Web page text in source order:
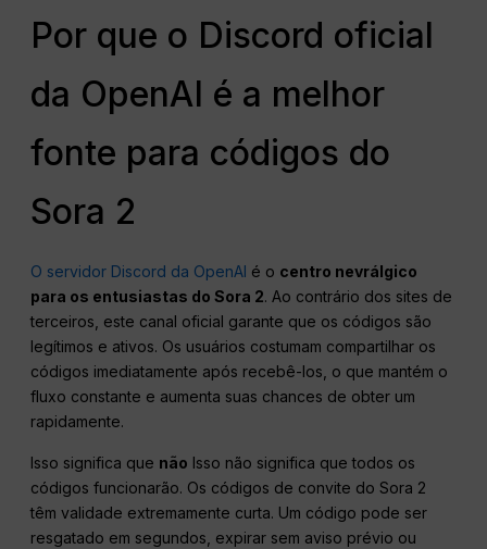
Por que o Discord oficial
da OpenAI é a melhor
fonte para códigos do
Sora 2
O servidor Discord da OpenAI é o centro nevrálgico
para os entusiastas do Sora 2. Ao contrário dos sites de
terceiros, este canal oficial garante que os códigos são
legítimos e ativos. Os usuários costumam compartilhar os
códigos imediatamente após recebê-los, o que mantém o
fluxo constante e aumenta suas chances de obter um
rapidamente.
Isso significa que não Isso não significa que todos os
códigos funcionarão. Os códigos de convite do Sora 2
têm validade extremamente curta. Um código pode ser
resgatado em segundos, expirar sem aviso prévio ou